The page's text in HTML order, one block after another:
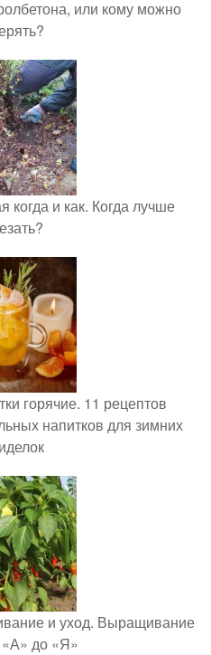
или кому можно
когда и как. Когда лучше
горячие. 11 рецептов
напитков для зимних
и уход. Выращивание
«А» до «Я»